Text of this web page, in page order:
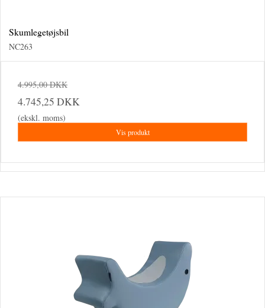
Skumlegetøjsbil
NC263
4.995,00 DKK
4.745,25 DKK
(ekskl. moms)
Vis produkt